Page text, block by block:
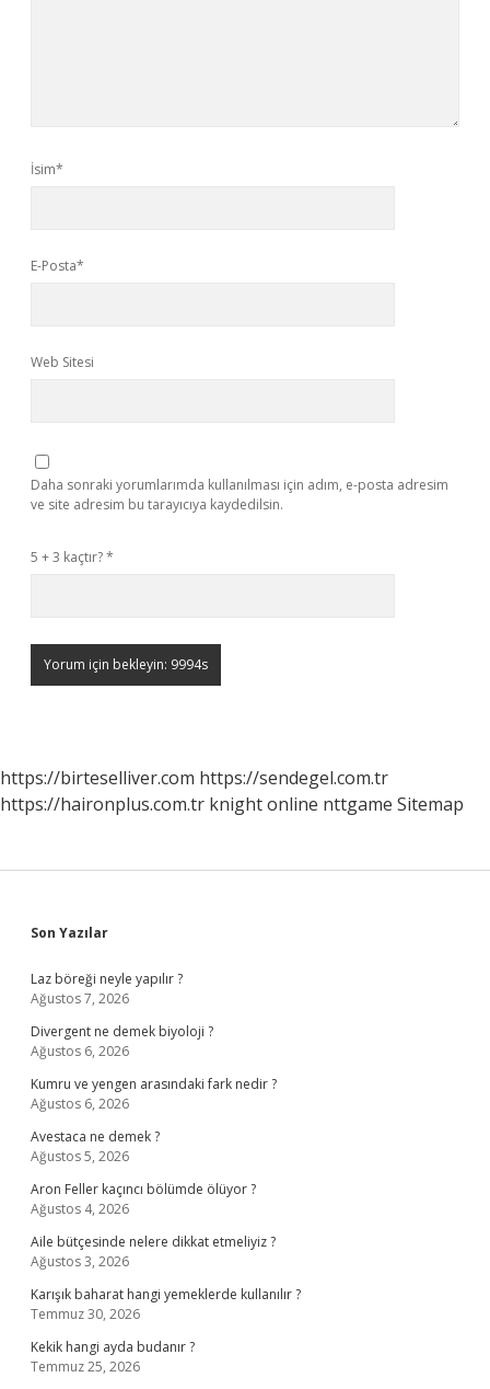
İsim*
E-Posta*
Web Sitesi
Daha sonraki yorumlarımda kullanılması için adım, e-posta adresim
ve site adresim bu tarayıcıya kaydedilsin.
5 + 3 kaçtır?*
https://birteselliver.com https://sendegel.com.tr
https://haironplus.com.tr knight online nttgame Sitemap
Sidebar
Son Yazılar
Laz böreği neyle yapılır ?
Ağustos 7, 2026
Divergent ne demek biyoloji ?
Ağustos 6, 2026
Kumru ve yengen arasındaki fark nedir ?
Ağustos 6, 2026
Avestaca ne demek ?
Ağustos 5, 2026
Aron Feller kaçıncı bölümde ölüyor ?
Ağustos 4, 2026
Aile bütçesinde nelere dikkat etmeliyiz ?
Ağustos 3, 2026
Karışık baharat hangi yemeklerde kullanılır ?
Temmuz 30, 2026
Kekik hangi ayda budanır ?
Temmuz 25, 2026